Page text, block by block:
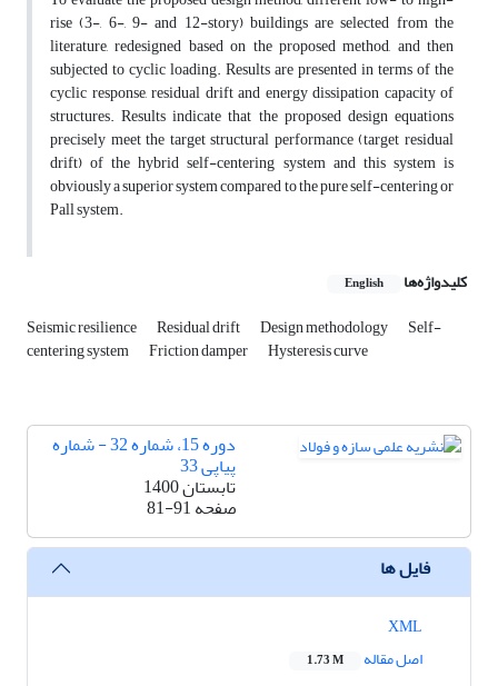
rise (3-, 6-, 9- and 12-story) buildings are selected from the
literature, redesigned based on the proposed method, and then
subjected to cyclic loading. Results are presented in terms of the
cyclic response, residual drift and energy dissipation capacity of
structures. Results indicate that the proposed design equations
precisely meet the target structural performance (target residual
drift) of the hybrid self-centering system and this system is
obviously a superior system compared to the pure self-centering or
Pall system.
کلیدواژه‌ها English
Seismic resilience Residual drift Design methodology Self-
centering system Friction damper Hysteresis curve
دوره 15، شماره 32 - شماره
پیاپی 33
تابستان 1400
صفحه81-91
فایل ها
اصل مقاله
1.73 M